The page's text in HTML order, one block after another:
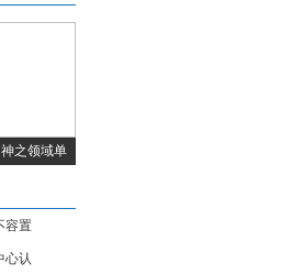
之领域单
容置
心认